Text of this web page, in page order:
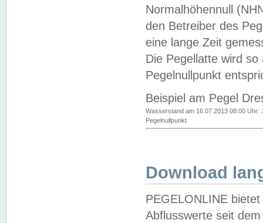
Normalhöhennull
den Betreiber des
eine lange Zeit
Die Pegellatte wird
Pegelnullpunkt
Beispiel am Pegel
Wasserstand am 16.07.2013 08:00 Uhr:
Pegelnullpunkt
Download
PEGELONLINE
Abflusswerte seit